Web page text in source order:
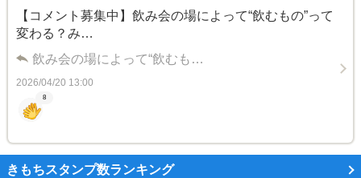
【コメント募集中】飲み会の場によって“飲むもの”って
変わる？み…
飲み会の場によって“飲むも…
2026/04/20 13:00
8
きもちスタンプ数ランキング